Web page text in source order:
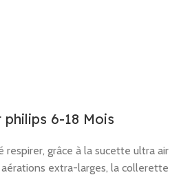
6-18 Mois
respirer, grâce à la sucette ultra air
extra-larges, la collerette